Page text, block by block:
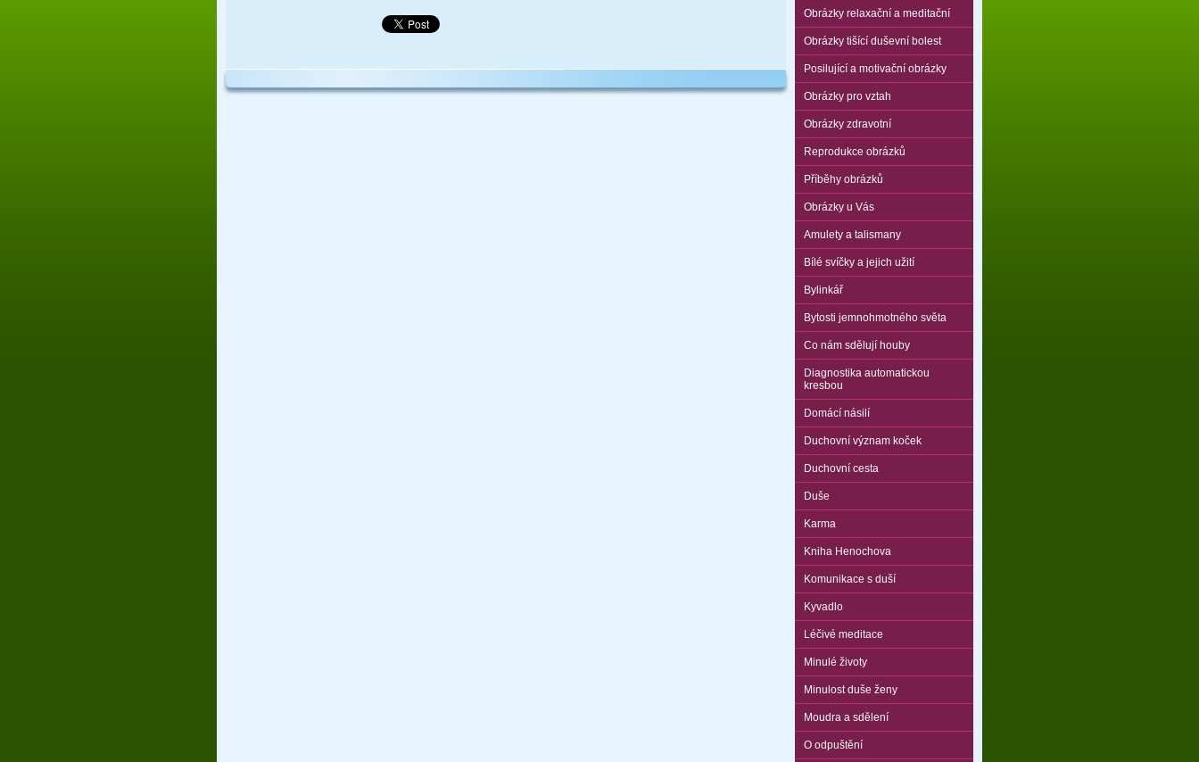
Obrázky relaxační a meditační
Obrázky tišící duševní bolest
Posilující a motivační obrázky
Obrázky pro vztah
Obrázky zdravotní
Reprodukce obrázků
Příběhy obrázků
Obrázky u Vás
Amulety a talismany
Bílé svíčky a jejich užití
Bylinkář
Bytosti jemnohmotného světa
Co nám sdělují houby
Diagnostika automatickou
kresbou
Domácí násilí
Duchovní význam koček
Duchovní cesta
Duše
Karma
Kniha Henochova
Komunikace s duší
Kyvadlo
Léčivé meditace
Minulé životy
Minulost duše ženy
Moudra a sdělení
O odpuštění